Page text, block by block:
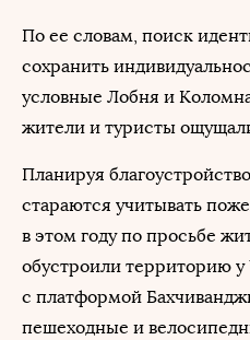
По ее словам, поиск
сохранить
условные Лобня и
жители и туристы
Планируя
стараются учитывать
в этом году по просьбе
обустроили территорию у
с платформой
пешеходные и